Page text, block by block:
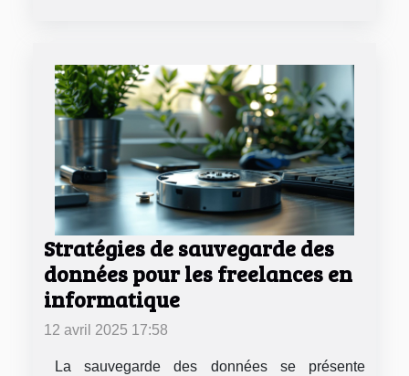
Stratégies de sauvegarde des
données pour les freelances en
informatique
12 avril 2025 17:58
La sauvegarde des données se présente